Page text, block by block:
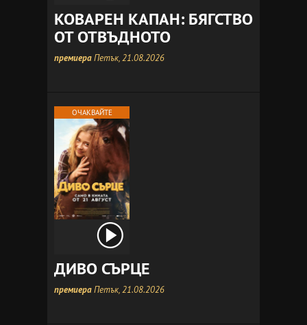
КОВАРЕН КАПАН: БЯГСТВО
ОТ ОТВЪДНОТО
премиераПетък, 21.08.2026
ОЧАКВАЙТЕ
ДИВО СЪРЦЕ
премиераПетък, 21.08.2026